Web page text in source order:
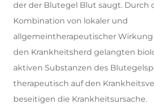
der der Blutegel Blut saugt. Durch
Kombination von lokaler und
allgemeintherapeutischer
den Krankheitsherd gelangten
aktiven Substanzen des
therapeutisch auf den
beseitigen die Krankheitsursache.